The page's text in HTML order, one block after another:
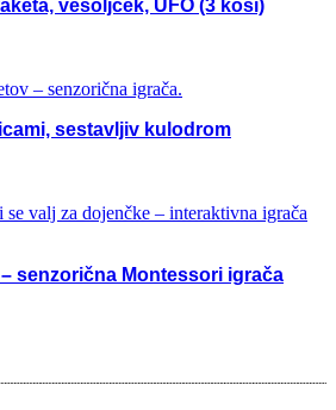
vesoljček, UFO (3 kosi)
sestavljiv kulodrom
senzorična Montessori igrača